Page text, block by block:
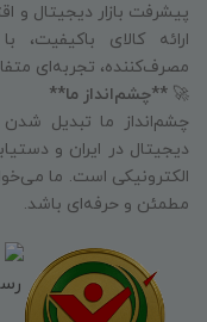
پیشرفت بازار دیجیتال و
ارائه کالای
مصرف‌کننده، تجربه‌ای
🚀 **چشم‌انداز ما**
چشم‌انداز ما تبدیل
دیجیتال در ایران و
الکترونیکی است. ما
مطمئن و حرفه‌ای باشد.